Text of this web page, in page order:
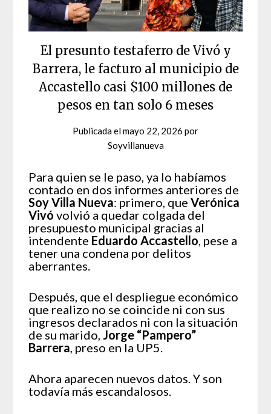
El presunto testaferro de Vivó y
Barrera, le facturo al municipio de
Accastello casi $100 millones de
pesos en tan solo 6 meses
Publicada elmayo 22, 2026 por
Soyvillanueva
Para quien se le paso, ya lo habíamos
contado en dos informes anteriores de
Soy Villa Nueva: primero, queVerónica
Vivó volvió a quedar colgada del
presupuesto municipal gracias al
intendente Eduardo Accastello, pese a
tener una condena por delitos
aberrantes.
Después, que el despliegue económico
que realizo no se coincide ni con sus
ingresos declarados ni con la situación
de su marido, Jorge “Pampero”
Barrera, preso en la UP5.
Ahora aparecen nuevos datos. Y son
todavía más escandalosos.